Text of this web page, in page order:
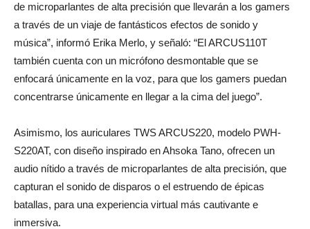
de microparlantes de alta precisión que llevarán a los gamers
a través de un viaje de fantásticos efectos de sonido y
música”, informó Erika Merlo, y señaló: “El ARCUS110T
también cuenta con un micrófono desmontable que se
enfocará únicamente en la voz, para que los gamers puedan
concentrarse únicamente en llegar a la cima del juego”.
Asimismo, los auriculares TWS ARCUS220, modelo PWH-
S220AT, con diseño inspirado en Ahsoka Tano, ofrecen un
audio nítido a través de microparlantes de alta precisión, que
capturan el sonido de disparos o el estruendo de épicas
batallas, para una experiencia virtual más cautivante e
inmersiva.